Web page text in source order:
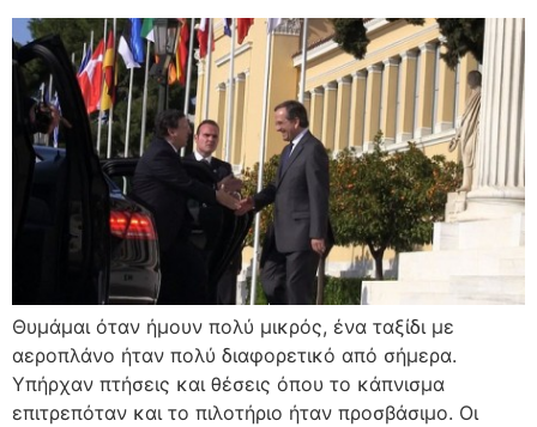
Θυμάμαι όταν ήμουν πολύ μικρός, ένα ταξίδι με
αεροπλάνο ήταν πολύ διαφορετικό από σήμερα.
Υπήρχαν πτήσεις και θέσεις όπου το κάπνισμα
επιτρεπόταν και το πιλοτήριο ήταν προσβάσιμο. Οι